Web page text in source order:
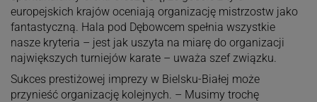
europejskich krajów oceniają organizację mistrzostw jako
fantastyczną. Hala pod Dębowcem spełnia wszystkie
nasze kryteria – jest jak uszyta na miarę do organizacji
największych turniejów karate – uważa szef związku.
Sukces prestiżowej imprezy w Bielsku-Białej może
przynieść organizację kolejnych. – Musimy trochę